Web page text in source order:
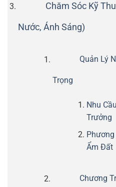
Chăm Sóc Kỹ
Nước, Ánh Sáng)
Quản Lý
Trọng
Nhu
Trưởng
Ẩm Đất
Chương